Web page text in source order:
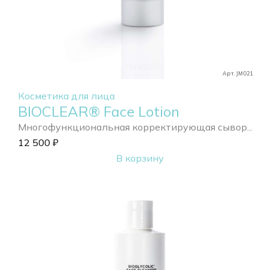
Арт. JM021
Косметика для лица
BIOCLEAR® Face Lotion
Многофункциональная корректирующая сывор...
12 500 ₽
В корзину